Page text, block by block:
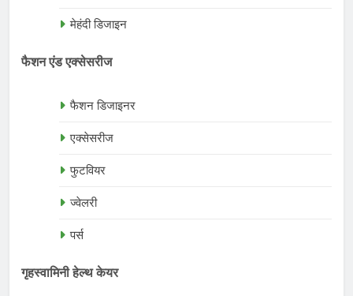
मेहंदी डिजाइन
फैशन एंड एक्सेसरीज
फैशन डिजाइनर
एक्सेसरीज
फुटवियर
ज्वेलरी
पर्स
गृहस्वामिनी हेल्थ केयर